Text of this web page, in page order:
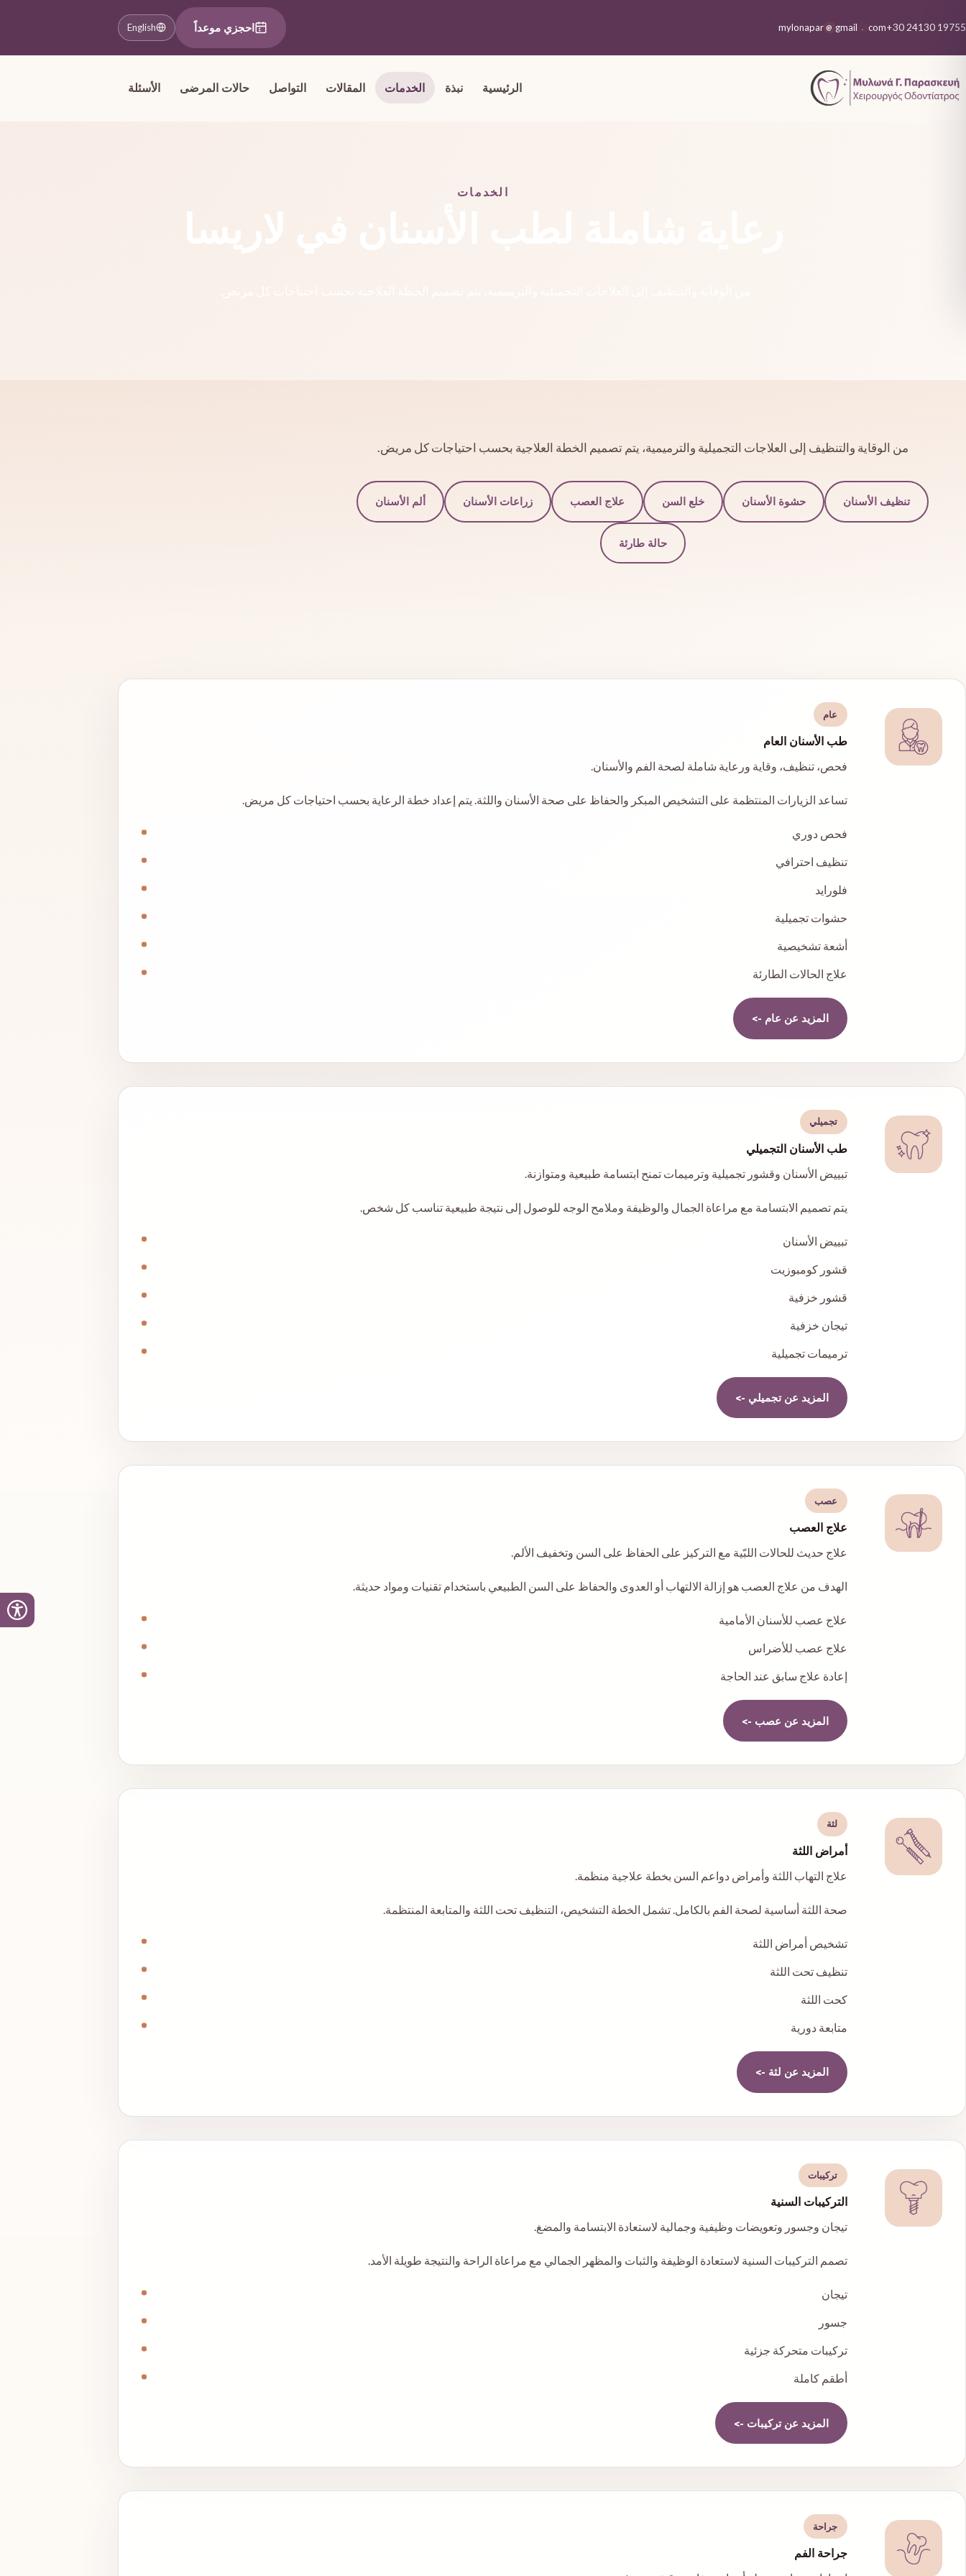
+30 24130 19755
mylonapar @ gmail com احجزي موعداً English
الرئيسية نبذة الخدمات المقالات التواصل حالات المرضى الأسئلة
الخدمات
من الوقاية والتنظيف إلى العلاجات التجميلية والترميمية، يتم تصميم الخطة العلاجية بحسب احتياجات كل مريض.
تنظيف الأسنان حشوة الأسنان خلع السن علاج العصب زراعات الأسنان ألم الأسنان
حالة طارئة
عام
طب الأسنان العام
فحص، تنظيف، وقاية ورعاية شاملة لصحة الفم والأسنان.
تساعد الزيارات المنتظمة على التشخيص المبكر والحفاظ على صحة الأسنان واللثة. يتم إعداد خطة الرعاية بحسب احتياجات كل مريض.
فحص دوري
تنظيف احترافي
فلورايد
حشوات تجميلية
أشعة تشخيصية
علاج الحالات الطارئة
المزيد عن عام ->
تجميلي
طب الأسنان التجميلي
تبييض الأسنان وقشور تجميلية وترميمات تمنح ابتسامة طبيعية ومتوازنة.
يتم تصميم الابتسامة مع مراعاة الجمال والوظيفة وملامح الوجه للوصول إلى نتيجة طبيعية تناسب كل شخص.
تبييض الأسنان
قشور كومبوزيت
قشور خزفية
تيجان خزفية
ترميمات تجميلية
المزيد عن تجميلي ->
عصب
علاج العصب
علاج حديث للحالات اللبّية مع التركيز على الحفاظ على السن وتخفيف الألم.
الهدف من علاج العصب هو إزالة الالتهاب أو العدوى والحفاظ على السن الطبيعي باستخدام تقنيات ومواد حديثة.
علاج عصب للأسنان الأمامية
علاج عصب للأضراس
إعادة علاج سابق عند الحاجة
المزيد عن عصب ->
لثة
أمراض اللثة
علاج التهاب اللثة وأمراض دواعم السن بخطة علاجية منظمة.
صحة اللثة أساسية لصحة الفم بالكامل. تشمل الخطة التشخيص، التنظيف تحت اللثة والمتابعة المنتظمة.
تشخيص أمراض اللثة
تنظيف تحت اللثة
كحت اللثة
متابعة دورية
المزيد عن لثة ->
تركيبات
التركيبات السنية
تيجان وجسور وتعويضات وظيفية وجمالية لاستعادة الابتسامة والمضغ.
تصمم التركيبات السنية لاستعادة الوظيفة والثبات والمظهر الجمالي مع مراعاة الراحة والنتيجة طويلة الأمد.
تيجان
جسور
تركيبات متحركة جزئية
أطقم كاملة
المزيد عن تركيبات ->
جراحة
جراحة الفم